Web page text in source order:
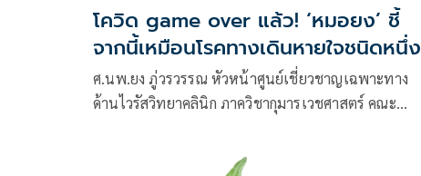
โควิด game over แล้ว! ‘หมอยง’ ชี้
จากนี้เหมือนโรคทางเดินหายใจชนิดหนึ่ง
ศ.นพ.ยง ภู่วรวรรณ หัวหน้าศูนย์เชี่ยวชาญเฉพาะทาง
ด้านไวรัสวิทยาคลินิก ภาควิชากุมารเวชศาสตร์ คณะ